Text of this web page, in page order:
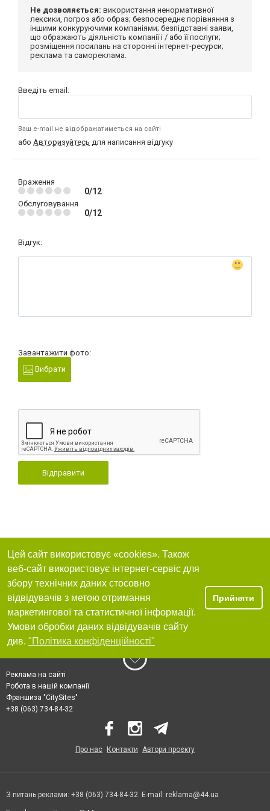
Не дозволяється: використання ненормативної
лексики, погроз або образ; безпосереднє порівняння з
іншими конкуруючими компаніями; безпідставні заяви,
що ображають діяльність компанії і / або її послуги;
розміщення посилань на сторонні інтернет-ресурси;
реклама та самореклама.
Введіть email:
Ваш e-mail не відображатиметься на сайті
або Авторизуйтесь для написання відгуку
Враження
0/12
Обслуговування
0/12
Відгук:
Завантажити фото:
Вибрати
Відправити
Цей сайт використовує «cookies». Також
веб-сайт використовує інтернет-сервіс для
збору технічних даних стосовно
відвідувачів з метою отримання
маркетингової та статистичної інформації.
Умови обробки даних відвідувачів сайту
див. "Політика конфіденційності"
Прийняти
Реклама на сайті
Робота в нашій компанії
Франшиза "CitySites"
+38 (063) 734-84-32
Про нас Контакти Автори проєкту
З питань реклами: +38 (063) 734-84-32. E-mail: reklama@44.ua